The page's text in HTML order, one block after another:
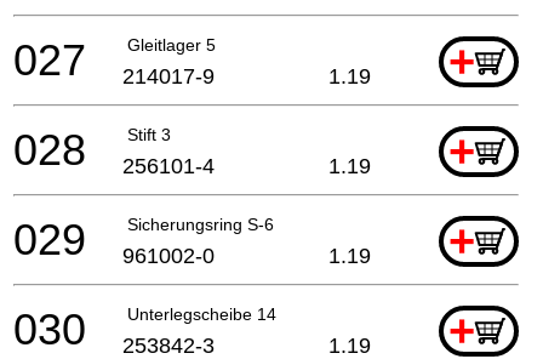
Gleitlager 5 +
027 214017-9 1.19
Stift 3 +
028 256101-4 1.19
Sicherungsring S-6 +
029 961002-0 1.19
Unterlegscheibe 14 +
030 253842-3 1.19